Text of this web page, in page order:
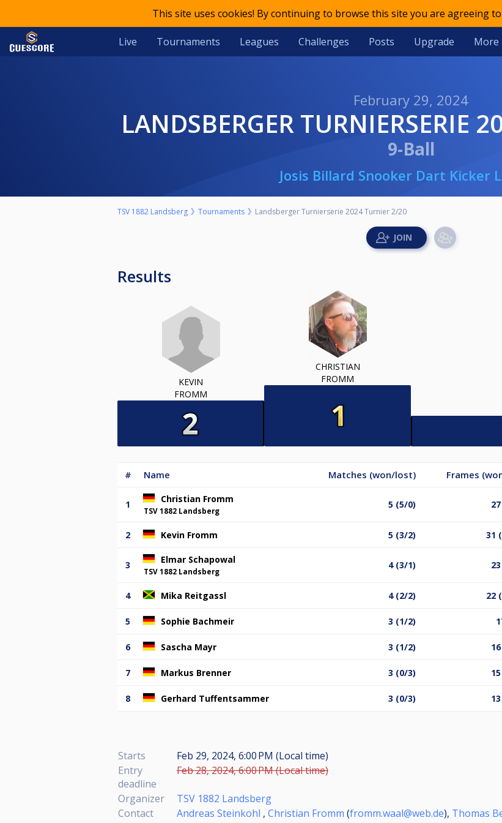
This site uses cookies! By continuing to browse this site you are agreeing
Live Tournaments Leagues Challenges Posts Upgrade More
February 29, 2024
LANDSBERGER TURNIERSERIE
9-Ball
Josis Billard Snooker Dart Kicker
TSV 1882 Landsberg Tournaments Landsberger Turnierserie 2024 Turnier 2/20
Results
KEVIN
FROMM
CHRISTIAN
FROMM
# Name Matches (won/lost) Frames
1 Christian Fromm
TSV 1882 Landsberg
5 (5/0)
2 Kevin Fromm 5 (3/2) 31
3 Elmar Schapowal
TSV 1882 Landsberg
4 (3/1)
4 Mika Reitgassl 4 (2/2) 22
5 Sophie Bachmeir 3 (1/2)
6 Sascha Mayr 3 (1/2)
7 Markus Brenner 3 (0/3)
8 Gerhard Tuffentsammer 3 (0/3)
Starts
Feb 29, 2024, 6:00 PM (Local time)
Entry
deadline
Feb 28, 2024, 6:00 PM (Local time)
Organizer
TSV 1882 Landsberg
Contact
Andreas Steinkohl , Christian Fromm (fromm.waal@web.de), Thomas